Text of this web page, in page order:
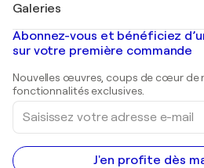
Banksy
Mr. Brainwash
Shepard Fairey
Tableaux abstraits à vendre
Peintures de paysage
Estampes
Peintures acryliques
Galeries
Galeries d'art en France
Galeries d'art en Belgique
Abonnez-vous et bénéficiez
sur votre première commande
Nouvelles œuvres, coups de cœur de
fonctionnalités exclusives.
Saisissez
votre
adresse
e-
mail
J'en profite dès